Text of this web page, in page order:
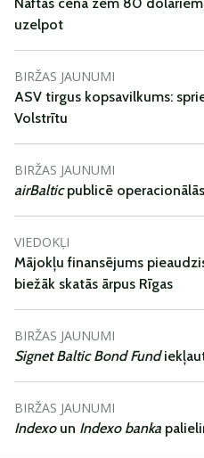
uzelpot
BIRŽAS JAUNUMI
ASV tirgus kopsavilkums:
Volstrītu
BIRŽAS JAUNUMI
airBalticpublicē
VIEDOKĻI
Mājokļu finansējums
biežāk skatās ārpus Rīgas
BIRŽAS JAUNUMI
Signet Baltic Bond Fund
BIRŽAS JAUNUMI
Indexoun Indexo banka